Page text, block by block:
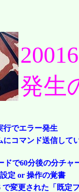
発生
行でエラー発生
コマンド送信して
で60分後の分チャ
定 or 操作の覚書
で変更された「既定